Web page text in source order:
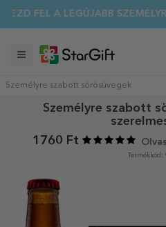
FEL A LEGÚJABB
Személyre szabott sörösüvegek
Személyre szabott
1760 Ft
Termékkód: